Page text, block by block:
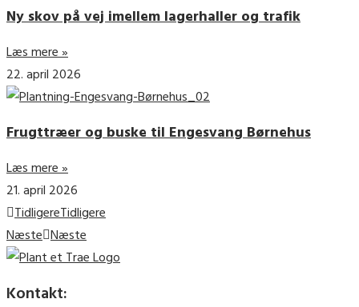
Ny skov på vej imellem lagerhaller og trafik
Læs mere »
22. april 2026
Frugttræer og buske til Engesvang Børnehus
Læs mere »
21. april 2026
TidligereTidligere
Næste Næste
Kontakt: